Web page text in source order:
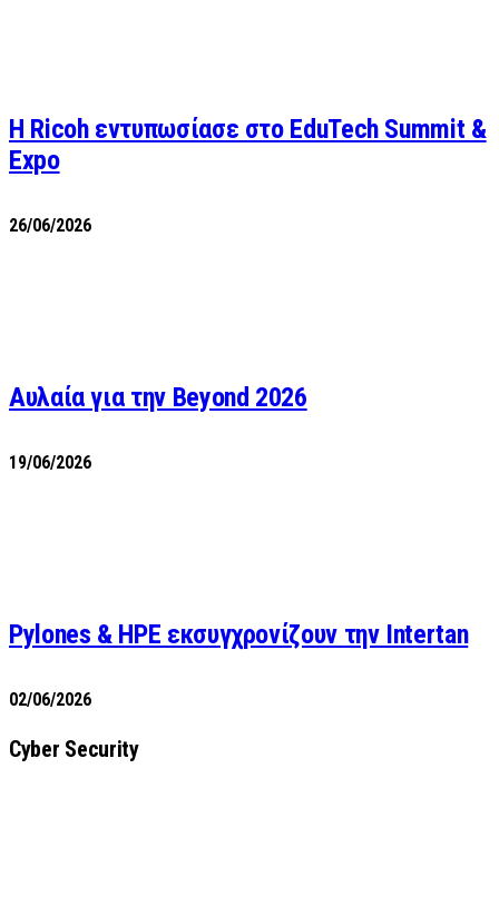
Η Ricoh εντυπωσίασε στο EduTech Summit &
Expo
26/06/2026
Αυλαία για την Beyond 2026
19/06/2026
Pylones & HPE εκσυγχρονίζουν την Intertan
02/06/2026
Cyber Security